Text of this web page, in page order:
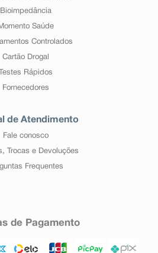
Bioimpedância
Saúde
Controlados
Cartão Drogal
Testes Rápidos
Fornecedores
de Atendimento
Fale conosco
Trocas e Devoluções
Frequentes
de Pagamento